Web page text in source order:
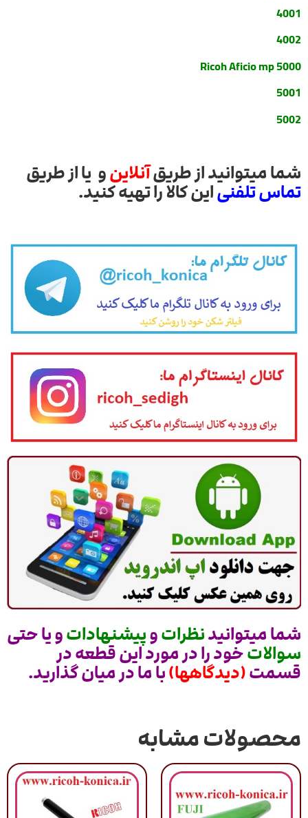
4001
4002
Ricoh Aficio mp 5000
5001
5002
شما میتوانید از طریقآنلاینو یا از طریق
تماس تلفنیاین کالا را تهیه کنید.
شما میتوانیدنظراتوپیشنهاداتو یا حتی
سوالاتخود را در مورد این قطعه در
قسمت(دیدگاهها)با ما در میان گذارید.
محصولات مشابه